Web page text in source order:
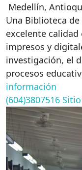
Medellín,
Una Biblioteca
excelente
impresos y
investigación, el
procesos
información
(604)3807516